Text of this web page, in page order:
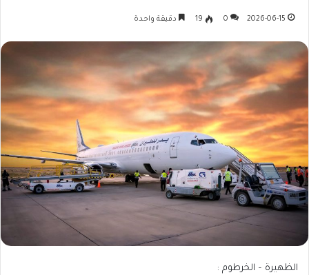
2026-06-15
0
19 دقيقة واحدة
الظهيرة – الخرطوم :